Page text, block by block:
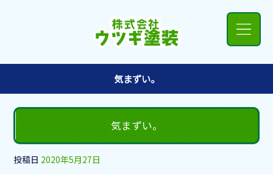
気まずい。
気まずい。
投稿日 2020年5月27日